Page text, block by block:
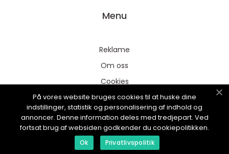
Menu
Reklame
Om oss
Cookies
Kontakt Oss
Sitemap
På vores website bruges cookies til at huske dine
indstillinger, statistik og personalisering af indhold og
annoncer. Denne information deles med tredjepart. Ved
fortsat brug af websiden godkender du cookiepolitikken.
Ok Privatlivspolitik